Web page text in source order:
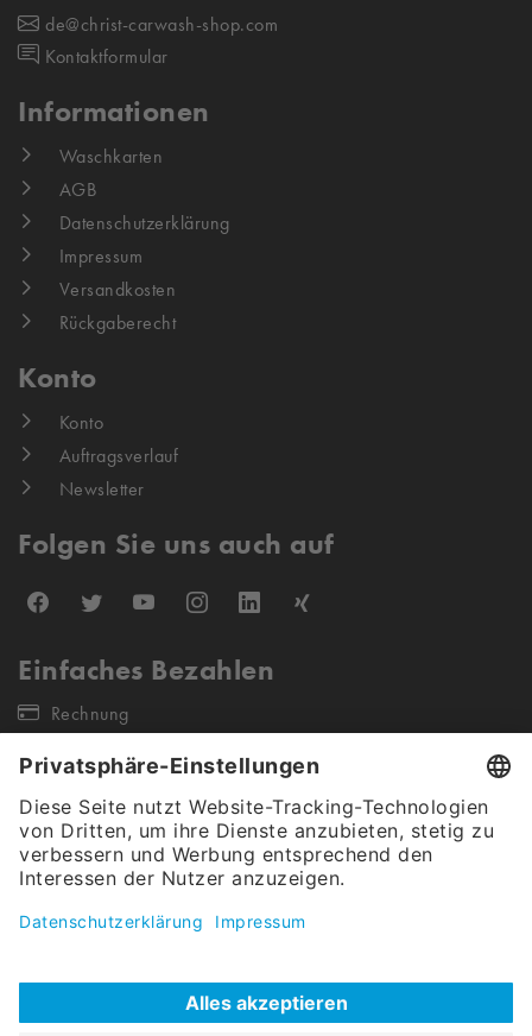
de@christ-carwash-shop.com
Kontaktformular
Informationen
Waschkarten
AGB
Datenschutzerklärung
Impressum
Versandkosten
Rückgaberecht
Konto
Konto
Auftragsverlauf
Newsletter
Folgen Sie uns auch auf
Einfaches Bezahlen
Rechnung
Unsere Versandpartner
Öffentliche Auftraggeber (keine Wiederverkäufer sowie Einzel- &